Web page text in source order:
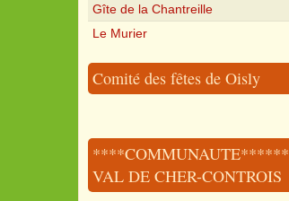
Gîte de la Chantreille
Le Murier
Comité des fêtes de Oisly
****COMMUNAUTE******
VAL DE CHER-CONTROIS